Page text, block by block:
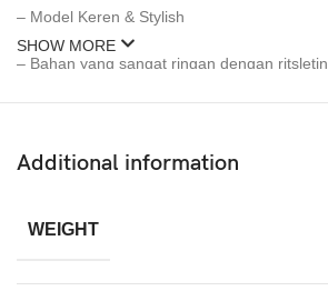
– Model Keren & Stylish
– Bahan yang sangat ringan dengan
mendaki hingga semua kebutuhan Sehari-
berbentuk , nyaman untuk memegang tas
SHOW MORE
Additional information
WEIGHT